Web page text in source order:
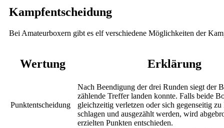
Kampfentscheidung
Bei Amateurboxern gibt es elf verschiedene Möglichkeiten der
Wertung Erklärung
Punktentscheidung
Nach Beendigung der drei Runden siegt der
zählende Treffer landen konnte. Falls beide
gleichzeitig verletzen oder sich gegenseitig zu
schlagen und ausgezählt werden, wird
erzielten Punkten entschieden.